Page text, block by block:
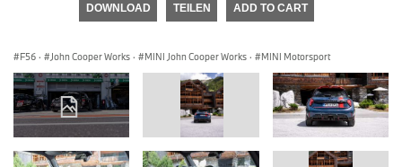
DOWNLOAD TEILEN ADD TO CART
F56 · John Cooper Works · MINI John Cooper Works · MINI Motorsport